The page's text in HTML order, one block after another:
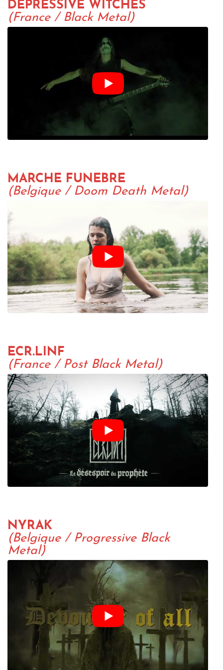
DEPRESSIVE WITCHES
(France / Black Metal)
MARCHE FUNEBRE
(Belgique / Doom Death Metal)
ECR.LINF
(France / Post Black Metal)
NYRAK
(Belgique / Progressive Black
Metal)